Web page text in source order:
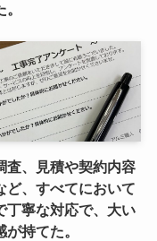
査、見積や契約内容
ど、すべてにおいて
丁寧な対応で、大い
が持てた。